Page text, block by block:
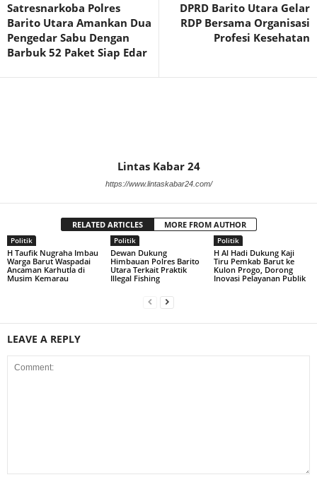
Satresnarkoba Polres
Barito Utara Amankan Dua
Pengedar Sabu Dengan
Barbuk 52 Paket Siap Edar
DPRD Barito Utara Gelar
RDP Bersama Organisasi
Profesi Kesehatan
Lintas Kabar 24
https://www.lintaskabar24.com/
RELATED ARTICLES MORE FROM AUTHOR
Politik
H Taufik Nugraha Imbau
Warga Barut Waspadai
Ancaman Karhutla di
Musim Kemarau
Politik
Dewan Dukung
Himbauan Polres Barito
Utara Terkait Praktik
Illegal Fishing
Politik
H Al Hadi Dukung Kaji
Tiru Pemkab Barut ke
Kulon Progo, Dorong
Inovasi Pelayanan Publik
LEAVE A REPLY